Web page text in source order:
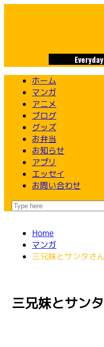
ホーム
マンガ
アニメ
ブログ
グッズ
お弁当
お知らせ
アプリ
エッセイ
お問い合わせ
Home
マンガ
三兄妹とサンタさ
三兄妹とサン